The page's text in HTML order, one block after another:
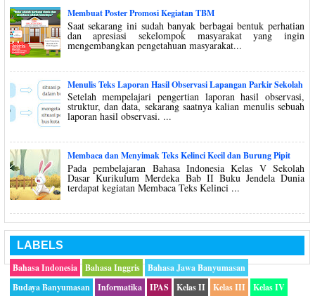
Membuat Poster Promosi Kegiatan TBM
Saat sekarang ini sudah banyak berbagai bentuk perhatian
dan apresiasi sekelompok masyarakat yang ingin
mengembangkan pengetahuan masyarakat...
Menulis Teks Laporan Hasil Observasi Lapangan Parkir Sekolah
Setelah mempelajari pengertian laporan hasil observasi,
struktur, dan data, sekarang saatnya kalian menulis sebuah
laporan hasil observasi. ...
Membaca dan Menyimak Teks Kelinci Kecil dan Burung Pipit
Pada pembelajaran Bahasa Indonesia Kelas V Sekolah
Dasar Kurikulum Merdeka Bab II Buku Jendela Dunia
terdapat kegiatan Membaca Teks Kelinci ...
LABELS
Bahasa Indonesia
Bahasa Inggris
Bahasa Jawa Banyumasan
Budaya Banyumasan
Informatika IPAS Kelas II Kelas III Kelas IV